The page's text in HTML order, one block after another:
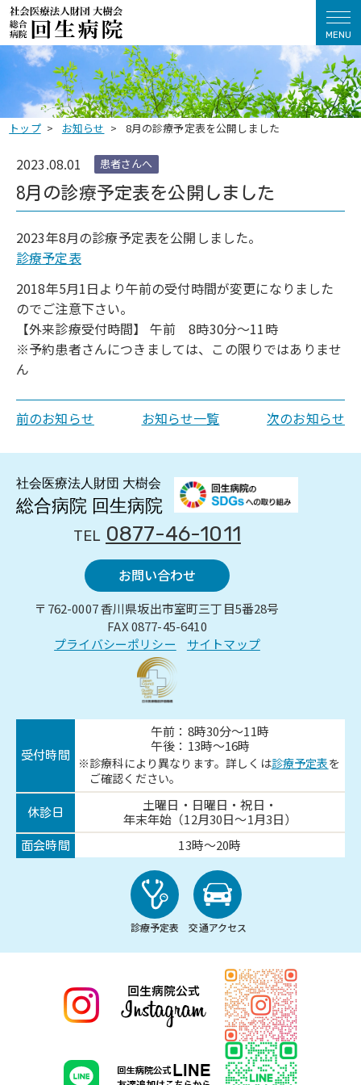
MENU
トップ お知らせ 8月の診療予定表を公開しました
2023.08.01 患者さんへ
8月の診療予定表を公開しました
2023年8月の診療予定表を公開しました。
診療予定表
2018年5月1日より午前の受付時間が変更になりました
のでご注意下さい。
【外来診療受付時間】 午前 8時30分～11時
※予約患者さんにつきましては、この限りではありませ
ん
前のお知らせ お知らせ一覧 次のお知らせ
TEL 0877-46-1011
お問い合わせ
〒762-0007 香川県坂出市室町三丁目5番28号
FAX 0877-45-6410
プライバシーポリシー
サイトマップ
受付時間
午前：8時30分～11時
午後：13時～16時
診療科により異なります。詳しくは診療予定表を
ご確認ください。
休診日
土曜日・日曜日・祝日・
年末年始（12月30日～1月3日）
面会時間 13時～20時
診療予定表 交通アクセス